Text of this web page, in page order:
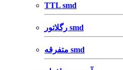
TTL smd
رگلاتور smd
متفرقه smd